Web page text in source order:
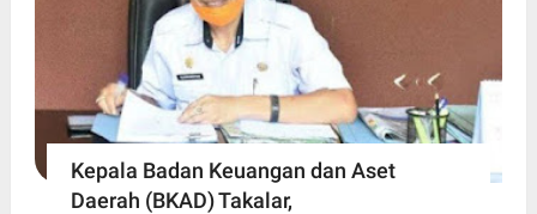
Kepala Badan Keuangan dan Aset
Daerah (BKAD) Takalar,